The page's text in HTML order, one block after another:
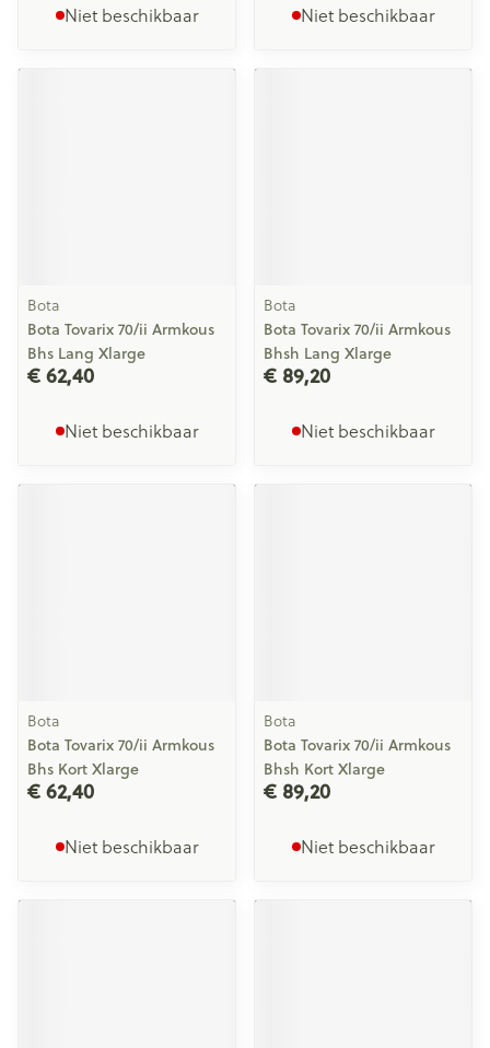
Niet beschikbaar Niet beschikbaar
Bota
Bota Tovarix 70/ii Armkous
Bhs Lang Xlarge
€ 62,40
Niet beschikbaar
Bota
Bota Tovarix 70/ii Armkous
Bhsh Lang Xlarge
€ 89,20
Niet beschikbaar
Bota
Bota Tovarix 70/ii Armkous
Bhs Kort Xlarge
€ 62,40
Niet beschikbaar
Bota
Bota Tovarix 70/ii Armkous
Bhsh Kort Xlarge
€ 89,20
Niet beschikbaar